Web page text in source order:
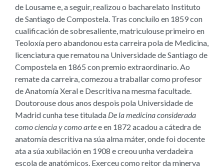
de Lousame e, a seguir, realizou o bacharelato Instituto
de Santiago de Compostela. Tras concluílo en 1859 con
cualificación de sobresaliente, matriculouse primeiro en
Teoloxía pero abandonou esta carreira pola de Medicina,
licenciatura que rematou na Universidade de Santiago de
Compostela en 1865 con premio extraordinario. Ao
remate da carreira, comezou a traballar como profesor
de Anatomía Xeral e Descritiva na mesma facultade.
Doutorouse dous anos despois pola Universidade de
Madrid cunha tese titulada De la medicina considerada
como ciencia y como artee en 1872 acadou a cátedra de
anatomía descritiva na súa alma máter, onde foi docente
ata a súa xubilación en 1908 e creou unha verdadeira
escola de anatómicos. Exerceu como reitor da minerva